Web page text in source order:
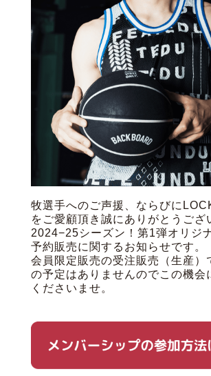
牧選手へのご声援、ならびに
をご愛顧頂き誠にありがとうござ
2024−25シーズン！第1弾オリジ
予約販売に関するお知らせです。
会員限定販売の受注販売（生産）
の予定はありませんのでこの機会
くださいませ。